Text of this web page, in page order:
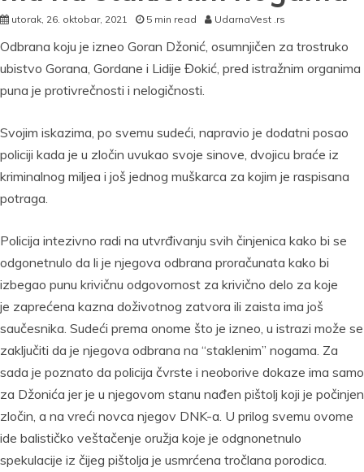
utorak, 26. oktobar, 2021 5 min read UdarnaVest .rs
Odbrana koju je izneo Goran Džonić, osumnjičen za trostruko
ubistvo Gorana, Gordane i Lidije Đokić, pred istražnim organima
puna je protivrečnosti i nelogičnosti.
Svojim iskazima, po svemu sudeći, napravio je dodatni posao
policiji kada je u zločin uvukao svoje sinove, dvojicu braće iz
kriminalnog miljea i još jednog muškarca za kojim je raspisana
potraga.
Policija intezivno radi na utvrđivanju svih činjenica kako bi se
odgonetnulo da li je njegova odbrana proračunata kako bi
izbegao punu krivičnu odgovornost za krivično delo za koje
je zaprećena kazna doživotnog zatvora ili zaista ima još
saučesnika. Sudeći prema onome što je izneo, u istrazi može se
zaključiti da je njegova odbrana na “staklenim” nogama. Za
sada je poznato da policija čvrste i neoborive dokaze ima samo
za Džonića jer je u njegovom stanu nađen pištolj koji je počinjen
zločin, a na vreći novca njegov DNK-a. U prilog svemu ovome
ide balističko veštačenje oružja koje je odgnonetnulo
spekulacije iz čijeg pištolja je usmrćena tročlana porodica.